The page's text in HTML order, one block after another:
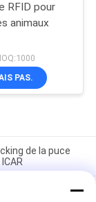
RFID pour
animaux
PAS.
de la puce
en verre